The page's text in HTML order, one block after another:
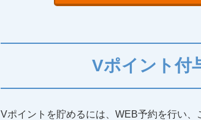
Vポイント付
Vポイントを貯めるには、WEB予約を行い